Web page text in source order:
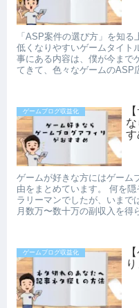
「ASP案件の選び方」を知
低くなりやすいゲームタイト
事にある内容は、僕が今まで
てきて、色々なゲームのASP
ゲームブログ収益化
す
ゲームが好きな方にはゲーム
由をまとめています。 何を
ラリーマンでしたが、いまで
月数万〜数十万の副収入を得
ゲームブログ収益化